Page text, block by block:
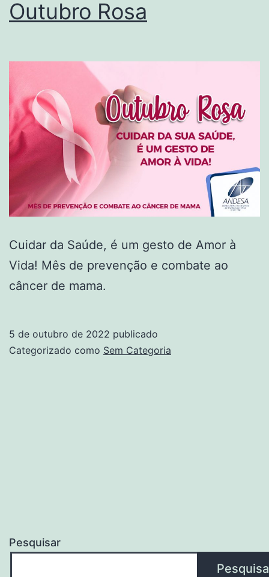
Outubro Rosa
Cuidar da Saúde, é um gesto de Amor à
Vida! Mês de prevenção e combate ao
câncer de mama.
5 de outubro de 2022 publicado
Categorizado como Sem Categoria
Pesquisar